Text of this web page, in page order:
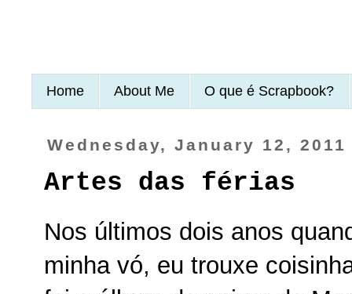
Home About Me O que é Scrapbook?
Wednesday, January 12, 2011
Artes das férias
Nos últimos dois anos
minha vó, eu trouxe